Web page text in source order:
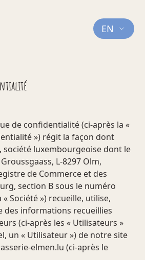
EN
de confidentialité (ci-après la «
») régit la façon dont
société luxembourgeoise dont le
L-8297 Olm,
de Commerce et des
section B sous le numéro
« Société ») recueille, utilise,
des informations recueillies
(ci-après les « Utilisateurs »
un « Utilisateur ») de notre site
elmen.lu (ci-après le